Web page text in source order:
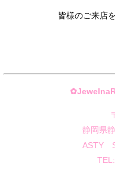
皆様のご来店
静岡県
ASTY